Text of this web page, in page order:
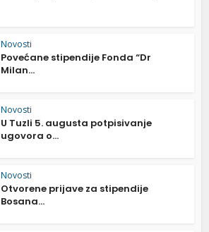
Novosti
Povećane stipendije Fonda “Dr
Milan...
Novosti
U Tuzli 5. augusta potpisivanje
ugovora o...
Novosti
Otvorene prijave za stipendije
Bosana...